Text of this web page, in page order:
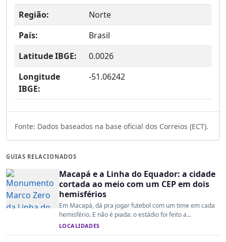
Região:
Norte
País:
Brasil
Latitude IBGE:
0.0026
Longitude
IBGE:
-51.06242
Fonte: Dados baseados na base oficial dos Correios (ECT).
GUIAS RELACIONADOS
Macapá e a Linha do Equador: a cidade
cortada ao meio com um CEP em dois
hemisférios
Em Macapá, dá pra jogar futebol com um time em cada
hemisfério. E não é piada: o estádio foi feito a...
LOCALIDADES